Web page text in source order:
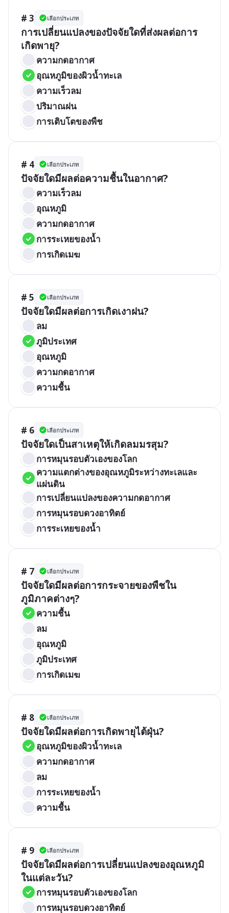
# 3 เลือกประเภท
การเปลี่ยนแปลงของปัจจัยใดที่ส่งผลต่อการ
เกิดพายุ?
ความกดอากาศ
อุณหภูมิของผิวน้ำทะเล
ความเร็วลม
ปริมาณฝน
การเติบโตของพืช
# 4 เลือกประเภท
ปัจจัยใดมีผลต่อความชื้นในอากาศ?
ความเร็วลม
อุณหภูมิ
ความกดอากาศ
การระเหยของน้ำ
การเกิดเมฆ
# 5 เลือกประเภท
ปัจจัยใดมีผลต่อการเกิดเงาฝน?
ลม
ภูมิประเทศ
อุณหภูมิ
ความกดอากาศ
ความชื้น
# 6 เลือกประเภท
ปัจจัยใดเป็นสาเหตุให้เกิดลมมรสุม?
การหมุนรอบตัวเองของโลก
ความแตกต่างของอุณหภูมิระหว่างทะเลและ
แผ่นดิน
การเปลี่ยนแปลงของความกดอากาศ
การหมุนรอบดวงอาทิตย์
การระเหยของน้ำ
# 7 เลือกประเภท
ปัจจัยใดมีผลต่อการกระจายของพืชใน
ภูมิภาคต่างๆ?
ความชื้น
ลม
อุณหภูมิ
ภูมิประเทศ
การเกิดเมฆ
# 8 เลือกประเภท
ปัจจัยใดมีผลต่อการเกิดพายุไต้ฝุ่น?
อุณหภูมิของผิวน้ำทะเล
ความกดอากาศ
ลม
การระเหยของน้ำ
ความชื้น
# 9 เลือกประเภท
ปัจจัยใดมีผลต่อการเปลี่ยนแปลงของอุณหภูมิ
ในแต่ละวัน?
การหมุนรอบตัวเองของโลก
การหมุนรอบดวงอาทิตย์